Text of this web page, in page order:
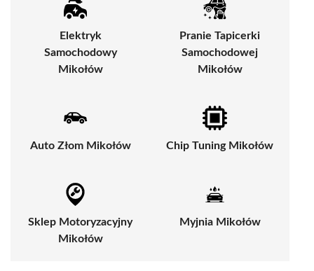
Elektryk
Samochodowy
Mikołów
Pranie Tapicerki
Samochodowej
Mikołów
Auto Złom Mikołów Chip Tuning Mikołów
Sklep Motoryzacyjny
Mikołów
Myjnia Mikołów